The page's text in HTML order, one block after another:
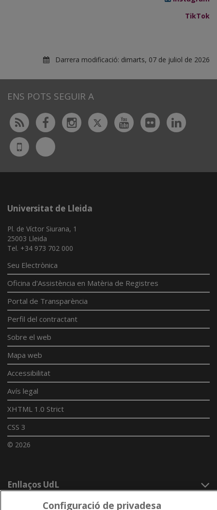
TikTok
Darrera modificació: dimarts, 07 de juliol de 2026
ENS POTS SEGUIR A
Rss FacebookInstagram
TwitterYoutubeFlickr
UdL
App
Bluesky
Universitat de Lleida
Pl. de Víctor Siurana, 1
25003 Lleida
Tel. +34 973 702 000
Seu Electrònica
Oficina d'Assistència en Matèria de Registres
Portal de Transparència
Perfil del contractant
Sobre el web
Mapa web
Accessibilitat
Avís legal
XHTML 1.0 Strict
CSS 3
© 2026
Enllaços UdL
Xarxes universitàries
Configuració de privadesa